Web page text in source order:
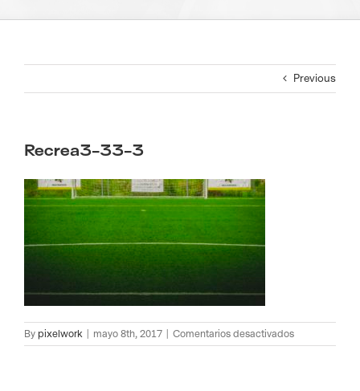
Previous
Recrea3-33-3
By pixelwork mayo 8th, 2017 Comentarios desactivadosen
Recrea3-